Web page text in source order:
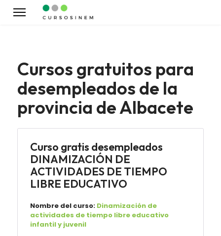
Cursos gratuitos para
desempleados de la
provincia de Albacete
Curso gratis desempleados
DINAMIZACIÓN DE
ACTIVIDADES DE TIEMPO
LIBRE EDUCATIVO
Nombre del curso: Dinamización de
actividades de tiempo libre educativo
infantil y juvenil